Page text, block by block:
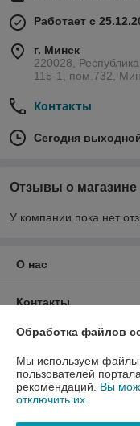
Работает с
г. Минск
220028,
115-1, пом.732,
Контакты
Сегодня
Отзывы о магазине
У компании пока нет
О нас
Контакты
Доставка и оплата
График работы
Обработка файлов
Мы используем файлы
пользователей
рекомендаций. Вы
отключить их.